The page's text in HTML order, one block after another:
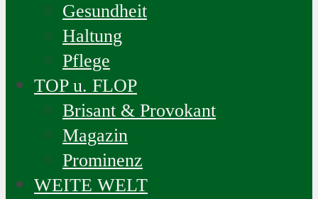
Gesundheit
Haltung
Pflege
TOP u. FLOP
Brisant & Provokant
Magazin
Prominenz
WEITE WELT